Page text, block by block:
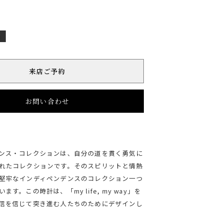
来店ご予約
お問い合わせ
ス・コレクションは、自分の道を貫く勇気に
たコレクションです。そのスピリットと情熱
牢なインディペンデンスのコレクション一つ
ます。この時計は、「my life, my way」を
を信じて突き進む人たちのためにデザインし